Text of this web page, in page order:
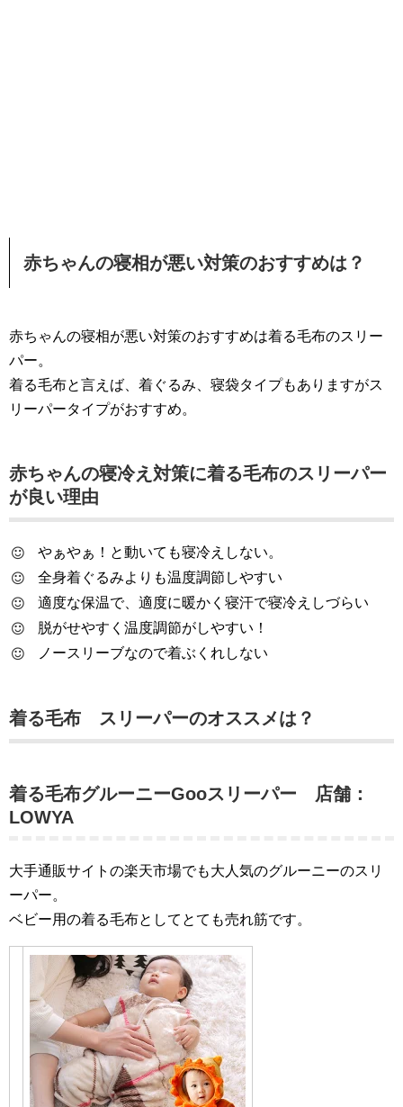
赤ちゃんの寝相が悪い対策のおすすめは？
赤ちゃんの寝相が悪い対策のおすすめは着る毛布のスリー
パー。
着る毛布と言えば、着ぐるみ、寝袋タイプもありますがス
リーパータイプがおすすめ。
赤ちゃんの寝冷え対策に着る毛布のスリーパー
が良い理由
やぁやぁ！と動いても寝冷えしない。
全身着ぐるみよりも温度調節しやすい
適度な保温で、適度に暖かく寝汗で寝冷えしづらい
脱がせやすく温度調節がしやすい！
ノースリーブなので着ぶくれしない
着る毛布 スリーパーのオススメは？
着る毛布グルーニーGooスリーパー 店舗：
LOWYA
大手通販サイトの楽天市場でも大人気のグルーニーのスリ
ーパー。
ベビー用の着る毛布としてとても売れ筋です。